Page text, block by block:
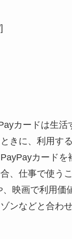
カードは生活
きに、利用す
カードを
、仕事で使う
映画で利用価
ンなどと合わ